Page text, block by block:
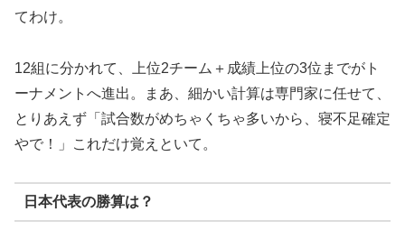
てわけ。
12組に分かれて、上位2チーム＋成績上位の3位までがト
ーナメントへ進出。まあ、細かい計算は専門家に任せて、
とりあえず「試合数がめちゃくちゃ多いから、寝不足確定
やで！」これだけ覚えといて。
日本代表の勝算は？